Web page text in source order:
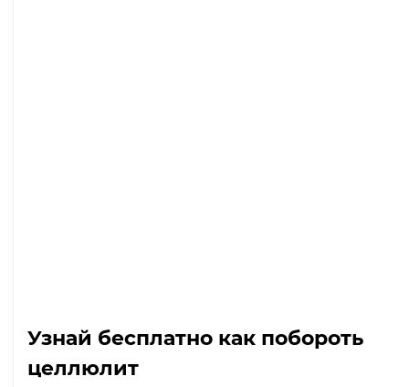
Узнай бесплатно как побороть
целлюлит